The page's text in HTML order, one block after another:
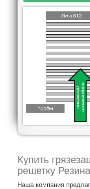
Купить
решетку
Наша компания